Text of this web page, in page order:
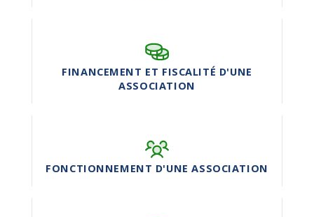
FINANCEMENT ET FISCALITÉ D'UNE
ASSOCIATION
FONCTIONNEMENT D'UNE ASSOCIATION